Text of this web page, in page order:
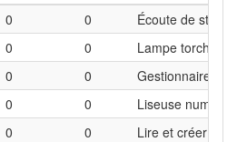
0 0
Écoute de
0 0
Lampe torche
0 0
Gestionnaire de
0 0
Liseuse
0 0
Lire et créer des